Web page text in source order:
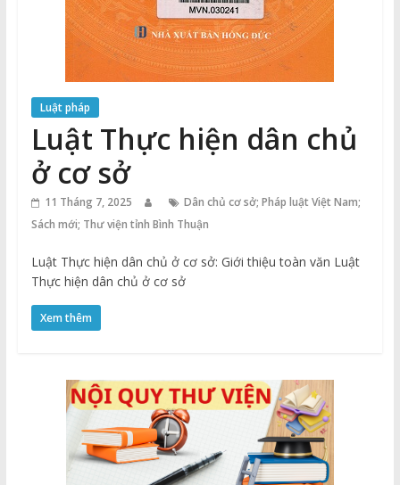
Luật pháp
Luật Thực hiện dân chủ
ở cơ sở
11 Tháng 7, 2025
Dân chủ cơ sở; Pháp luật Việt Nam;
Sách mới; Thư viện tỉnh Bình Thuận
Luật Thực hiện dân chủ ở cơ sở: Giới thiệu toàn văn Luật
Thực hiện dân chủ ở cơ sở
Xem thêm